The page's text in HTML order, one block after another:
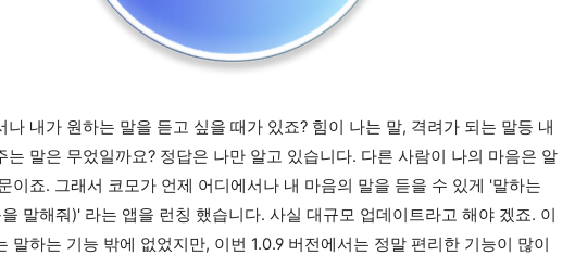
나 내가 원하는 말을 듣고 싶을 때가 있죠? 힘이 나는 말, 격려가 되는 말등 내
는 말은 무었일까요? 정답은 나만 알고 있습니다. 다른 사람이 나의 마음은 알
이죠. 그래서 코모가 언제 어디에서나 내 마음의 말을 듣을 수 있게 '말하는
말해줘)' 라는 앱을 런칭 했습니다. 사실 대규모 업데이트라고 해야 겠죠. 이
말하는 기능 밖에 없었지만, 이번 1.0.9 버전에서는 정말 편리한 기능이 많이